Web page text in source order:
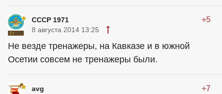
СССР 1971 +5
8 августа 2014 13:25
Не везде тренажеры, на Кавказе и в южной
Осетии совсем не тренажеры были.
avg +7